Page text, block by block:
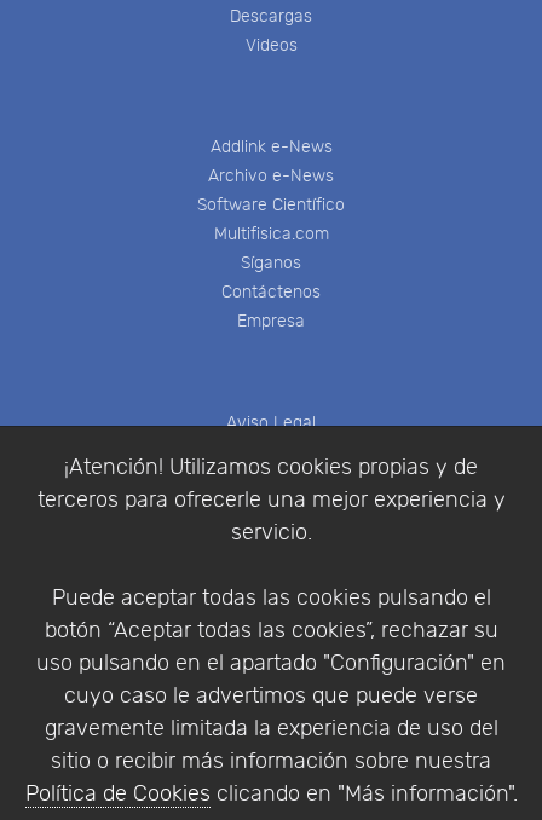
¡Atención! Utilizamos cookies propias y de
terceros para ofrecerle una mejor experiencia y
servicio.
Puede aceptar todas las cookies pulsando el
botón “Aceptar todas las cookies”, rechazar su
uso pulsando en el apartado "Configuración" en
cuyo caso le advertimos que puede verse
gravemente limitada la experiencia de uso del
sitio o recibir más información sobre nuestra
Política de Cookies clicando en "Más información".
Descargas
Videos
Addlink e-News
Archivo e-News
Software Científico
Multifisica.com
Síganos
Contáctenos
Empresa
Aviso Legal
Política de Privacidad
Condiciones de compra
Identificarse
Empresa|Aviso Legal| Política de Privacidad |
Política de Cookies
© Copyright 1994 - 2026. Addlink Software
Científico, S.L.